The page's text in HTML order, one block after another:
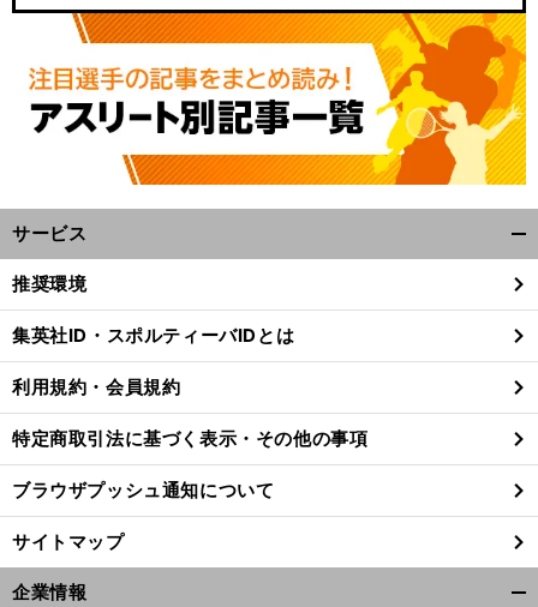
全
」
前
へ
サービス
閉
る
推奨環境
集英社ID・スポルティーバIDとは
利用規約・会員規約
特定商取引法に基づく表示・その他の事項
ブラウザプッシュ通知について
サイトマップ
企業情報